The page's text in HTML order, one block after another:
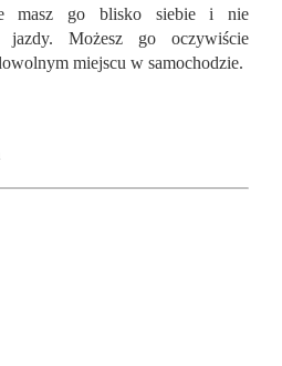
masz go blisko siebie i nie
jazdy. Możesz go oczywiście
miejscu w samochodzie.